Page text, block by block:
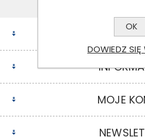
MOJE
OK
DOWIEDZ SIĘ